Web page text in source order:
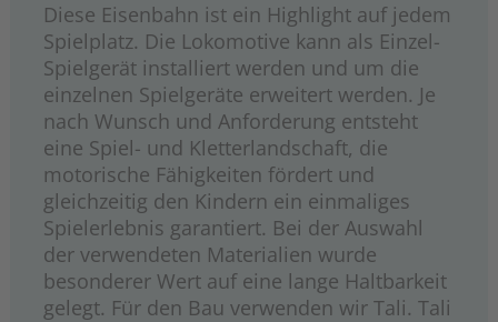
Diese Eisenbahn ist ein Highlight auf jedem
Spielplatz. Die Lokomotive kann als Einzel-
Spielgerät installiert werden und um die
einzelnen Spielgeräte erweitert werden. Je
nach Wunsch und Anforderung entsteht
eine Spiel- und Kletterlandschaft, die
motorische Fähigkeiten fördert und
gleichzeitig den Kindern ein einmaliges
Spielerlebnis garantiert. Bei der Auswahl
der verwendeten Materialien wurde
besonderer Wert auf eine lange Haltbarkeit
gelegt. Für den Bau verwenden wir Tali. Tali